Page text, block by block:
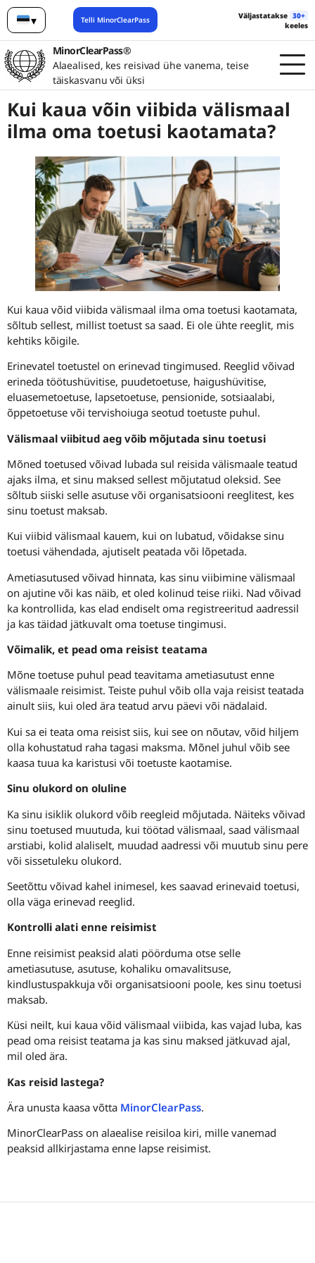
▾
Eesti
Telli MinorClearPass Väljastatakse 30+
keeles
MinorClearPass®
Alaealised, kes reisivad ühe vanema, teise
täiskasvanu või üksi
Kui kaua võin viibida välismaal
ilma oma toetusi kaotamata?
Kui kaua võid viibida välismaal ilma oma toetusi kaotamata,
sõltub sellest, millist toetust sa saad. Ei ole ühte reeglit, mis
kehtiks kõigile.
Erinevatel toetustel on erinevad tingimused. Reeglid võivad
erineda töötushüvitise, puudetoetuse, haigushüvitise,
eluasemetoetuse, lapsetoetuse, pensionide, sotsiaalabi,
õppetoetuse või tervishoiuga seotud toetuste puhul.
Välismaal viibitud aeg võib mõjutada sinu toetusi
Mõned toetused võivad lubada sul reisida välismaale teatud
ajaks ilma, et sinu maksed sellest mõjutatud oleksid. See
sõltub siiski selle asutuse või organisatsiooni reeglitest, kes
sinu toetust maksab.
Kui viibid välismaal kauem, kui on lubatud, võidakse sinu
toetusi vähendada, ajutiselt peatada või lõpetada.
Ametiasutused võivad hinnata, kas sinu viibimine välismaal
on ajutine või kas näib, et oled kolinud teise riiki. Nad võivad
ka kontrollida, kas elad endiselt oma registreeritud aadressil
ja kas täidad jätkuvalt oma toetuse tingimusi.
Võimalik, et pead oma reisist teatama
Mõne toetuse puhul pead teavitama ametiasutust enne
välismaale reisimist. Teiste puhul võib olla vaja reisist teatada
ainult siis, kui oled ära teatud arvu päevi või nädalaid.
Kui sa ei teata oma reisist siis, kui see on nõutav, võid hiljem
olla kohustatud raha tagasi maksma. Mõnel juhul võib see
kaasa tuua ka karistusi või toetuste kaotamise.
Sinu olukord on oluline
Ka sinu isiklik olukord võib reegleid mõjutada. Näiteks võivad
sinu toetused muutuda, kui töötad välismaal, saad välismaal
arstiabi, kolid alaliselt, muudad aadressi või muutub sinu pere
või sissetuleku olukord.
Seetõttu võivad kahel inimesel, kes saavad erinevaid toetusi,
olla väga erinevad reeglid.
Kontrolli alati enne reisimist
Enne reisimist peaksid alati pöörduma otse selle
ametiasutuse, asutuse, kohaliku omavalitsuse,
kindlustuspakkuja või organisatsiooni poole, kes sinu toetusi
maksab.
Küsi neilt, kui kaua võid välismaal viibida, kas vajad luba, kas
pead oma reisist teatama ja kas sinu maksed jätkuvad ajal,
mil oled ära.
Kas reisid lastega?
Ära unusta kaasa võtta MinorClearPass.
MinorClearPass on alaealise reisiloa kiri, mille vanemad
peaksid allkirjastama enne lapse reisimist.